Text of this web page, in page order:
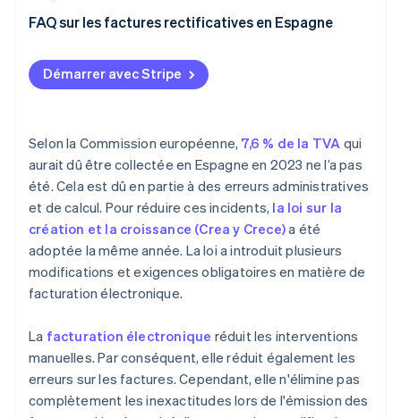
FAQ sur les factures rectificatives en Espagne
Une entreprise peut-elle émettre une facture
rectificative pour augmenter la base imposable ?
TVA ?
Comment une facture rectificative est-elle
enregistrée ?
Démarrer avec Stripe
Selon la Commission européenne, 7,6 % de la TVA qui
aurait dû être collectée en Espagne en 2023 ne l’a pas
été. Cela est dû en partie à des erreurs administratives
et de calcul. Pour réduire ces incidents, la loi sur la
création et la croissance (Crea y Crece)a été
adoptée la même année. La loi a introduit plusieurs
modifications et exigences obligatoires en matière de
facturation électronique.
La facturation électronique réduit les interventions
manuelles. Par conséquent, elle réduit également les
erreurs sur les factures. Cependant, elle n'élimine pas
complètement les inexactitudes lors de l'émission des